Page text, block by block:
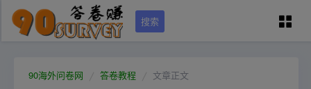
搜索
90海外问卷网 答卷教程 文章正文